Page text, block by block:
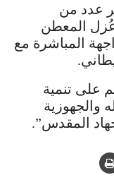
عدد من
عُزل المعطن
المباشرة مع
على تنمية
والجهوزية
المقدس”.